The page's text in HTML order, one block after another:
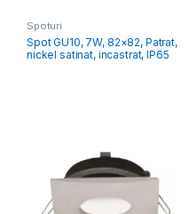
Spoturi
Spot GU10, 7W, 82×82, Patrat,
nickel satinat, incastrat, ΙΡ65